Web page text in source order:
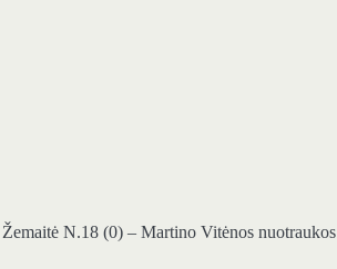
Žemaitė N.18 (0) – Martino Vitėnos nuotraukos